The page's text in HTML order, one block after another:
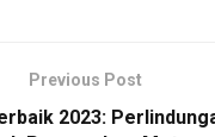
Previous Post
2023: